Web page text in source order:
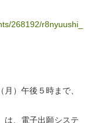
268192/r8nyuushi_
）午後５時まで、
は、電子出願システ